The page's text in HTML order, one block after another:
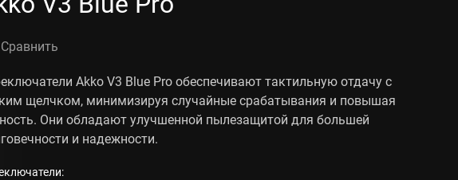
Сравнить
Akko V3 Blue Pro обеспечивают тактильную отдачу с
щелчком, минимизируя случайные срабатывания и повышая
Они обладают улучшенной пылезащитой для большей
и надежности.